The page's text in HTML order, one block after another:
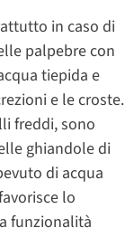
in caso di
palpebre con
tiepida e
e le croste.
freddi, sono
ghiandole di
di acqua
lo
funzionalità